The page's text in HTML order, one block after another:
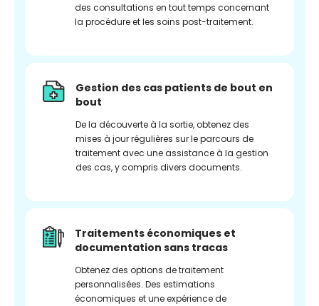
des consultations en tout temps concernant
la procédure et les soins post-traitement.
Gestion des cas patients de bout en
bout
De la découverte à la sortie, obtenez des
mises à jour régulières sur le parcours de
traitement avec une assistance à la gestion
des cas, y compris divers documents.
Traitements économiques et
documentation sans tracas
Obtenez des options de traitement
personnalisées. Des estimations
économiques et une expérience de